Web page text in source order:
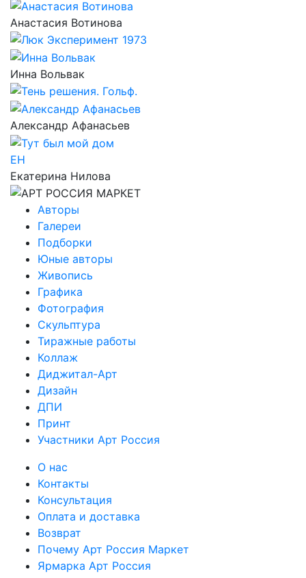
Анастасия Вотинова
Инна Вольвак
Александр Афанасьев
ЕН
Екатерина Нилова
Авторы
Галереи
Подборки
Юные авторы
Живопись
Графика
Фотография
Скульптура
Тиражные работы
Коллаж
Диджитал-Арт
Дизайн
ДПИ
Принт
Участники Арт Россия
О нас
Контакты
Консультация
Оплата и доставка
Возврат
Почему Арт Россия Маркет
Ярмарка Арт Россия